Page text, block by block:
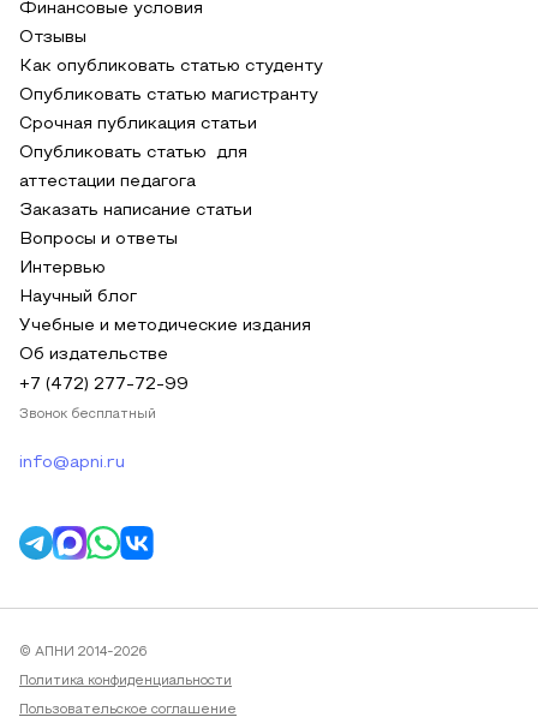
Финансовые условия
Отзывы
Как опубликовать статью студенту
Опубликовать статью магистранту
Срочная публикация статьи
Опубликовать статью для
аттестации педагога
Заказать написание статьи
Вопросы и ответы
Интервью
Научный блог
Учебные и методические издания
Об издательстве
+7 (472) 277-72-99
Звонок бесплатный
info@apni.ru
© АПНИ 2014-2026
Политика конфиденциальности
Пользовательское соглашение